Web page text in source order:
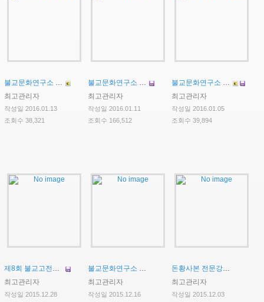
불교문화연구소 제37차 콜로키움
최고관리자
작성일 2016.01.13
조회수 38,321
불교문화연구소 2016-1학기 연구보조원 선발 공고
최고관리자
작성일 2016.01.11
조회수 166,512
불교문화연구소 제36차 콜로키움
최고관리자
작성일 2016.01.05
조회수 39,894
제8회 불교고전어 전문강좌: ‘산스크리트 집중강좌’ 개설 안내
최고관리자
작성일 2015.12.28
불교문화연구소 제35차 콜로키움
최고관리자
작성일 2015.12.16
돈황사본 전문강좌--지론종문헌 집중강독회
최고관리자
작성일 2015.12.03